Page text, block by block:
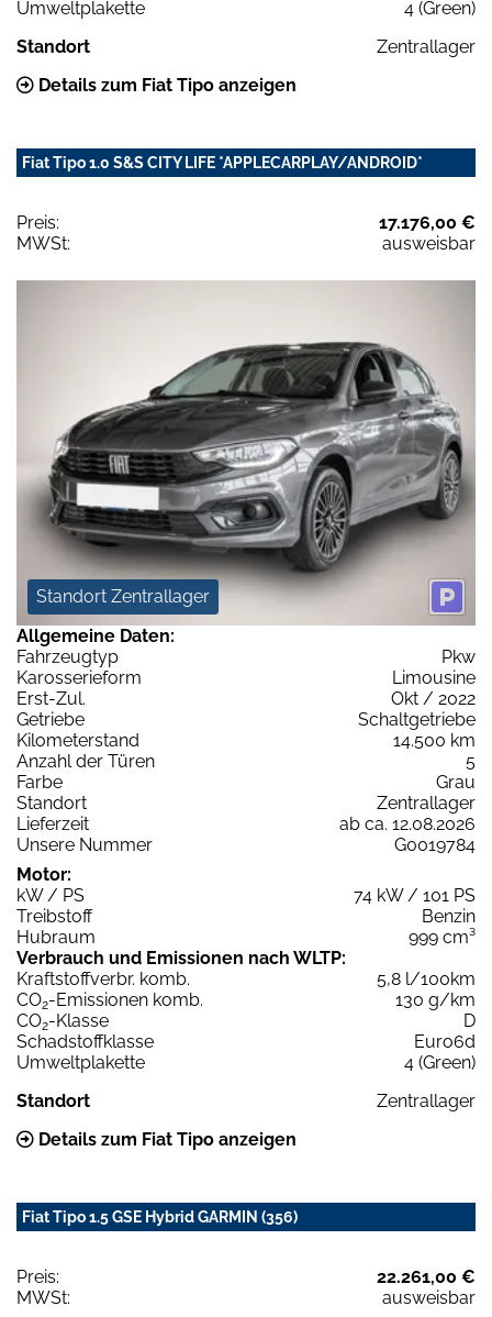
Umweltplakette
4 (Green)
Standort
Zentrallager
Details zum Fiat Tipo anzeigen
Fiat Tipo 1.0 S&S CITY LIFE *APPLECARPLAY/ANDROID*
Preis:
17.176,00 €
MWSt:
ausweisbar
Standort Zentrallager
Allgemeine Daten:
Fahrzeugtyp
Pkw
Karosserieform
Limousine
Erst-Zul.
Okt / 2022
Getriebe
Schaltgetriebe
Kilometerstand
14.500 km
Anzahl der Türen
5
Farbe
Grau
Standort
Zentrallager
Lieferzeit
ab ca. 12.08.2026
Unsere Nummer
G0019784
Motor:
kW / PS
74 kW / 101 PS
Treibstoff
Benzin
Hubraum
999 cm³
Verbrauch und Emissionen nach WLTP:
Kraftstoffverbr. komb.
5,8 l/100km
CO2-Emissionen komb.
130 g/km
CO2-Klasse
D
Schadstoffklasse
Euro6d
Umweltplakette
4 (Green)
Standort
Zentrallager
Details zum Fiat Tipo anzeigen
Fiat Tipo 1.5 GSE Hybrid GARMIN (356)
Preis:
22.261,00 €
MWSt:
ausweisbar